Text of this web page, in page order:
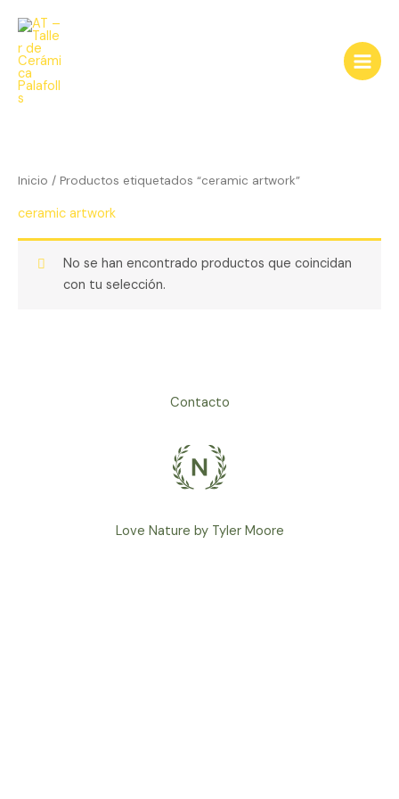
contenido
Inicio / Productos etiquetados “ceramic artwork”
ceramic artwork
No se han encontrado productos que coincidan
con tu selección.
Contacto
Love Nature by Tyler Moore